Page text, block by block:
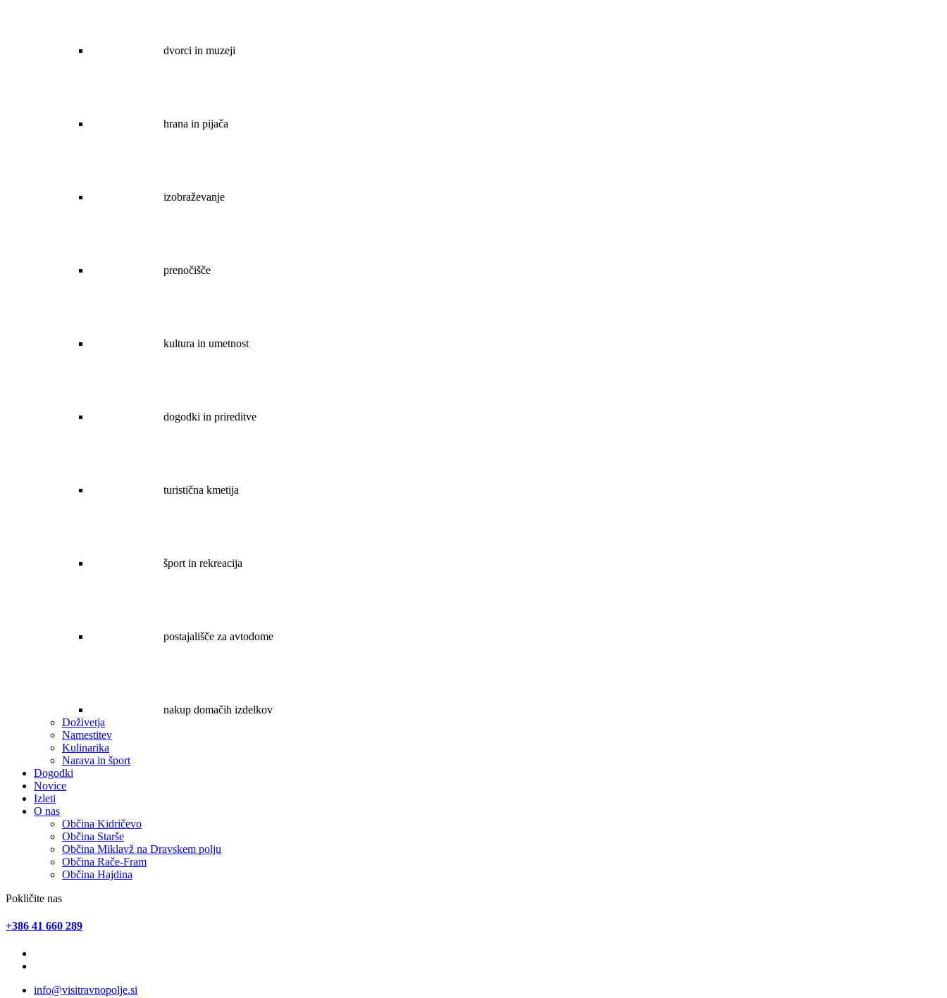
dvorci in muzeji
hrana in pijača
izobraževanje
prenočišče
kultura in umetnost
dogodki in prireditve
turistična kmetija
šport in rekreacija
postajališče za avtodome
nakup domačih izdelkov
Doživetja
Namestitev
Kulinarika
Narava in šport
Dogodki
Novice
Izleti
O nas
Občina Kidričevo
Občina Starše
Občina Miklavž na Dravskem polju
Občina Rače-Fram
Občina Hajdina
Pokličite nas
+386 41 660 289
info@visitravnopolje.si